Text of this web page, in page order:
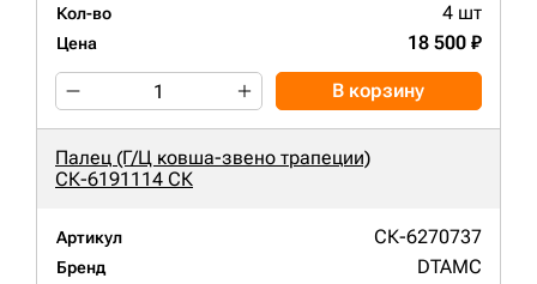
Кол-во 4 шт
Цена 18 500 ₽
В корзину
Палец (Г/Ц ковша-звено трапеции)
СК-6191114 СК
Артикул СК-6270737
Бренд DTAMC